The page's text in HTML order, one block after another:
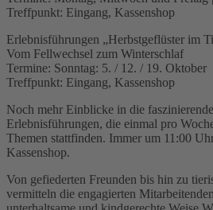
Treffpunkt: Eingang, Kassenshop
Erlebnisführungen „Herbstgeflüster im
Vom Fellwechsel zum Winterschlaf
Termine: Sonntag: 5. / 12. / 19. Oktober
Treffpunkt: Eingang, Kassenshop
Noch mehr Einblicke in die
Erlebnisführungen, die einmal pro
Themen stattfinden. Immer um 11:00
Kassenshop.
Von gefiederten Freunden bis hin zu
vermitteln die engagierten